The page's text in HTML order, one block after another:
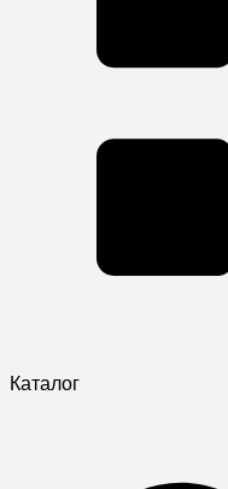
Каталог